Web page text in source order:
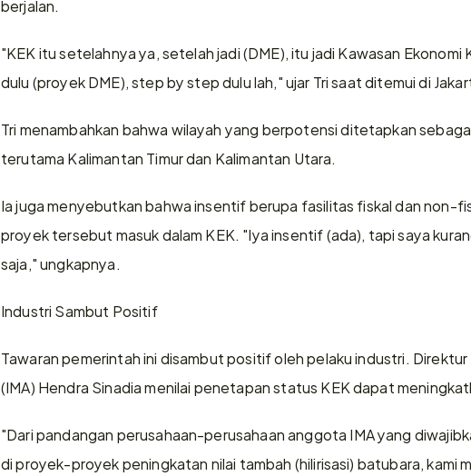
berjalan.
"KEK itu setelahnya ya, setelah jadi (DME), itu jadi Kawasan
dulu (proyek DME), step by step dulu lah," ujar Tri saat ditemui di
Tri menambahkan bahwa wilayah yang berpotensi ditetapkan
terutama Kalimantan Timur dan Kalimantan Utara.
Ia juga menyebutkan bahwa insentif berupa fasilitas fiskal dan non-
proyek tersebut masuk dalam KEK. "Iya insentif (ada), tapi saya
saja," ungkapnya.
Industri Sambut Positif
Tawaran pemerintah ini disambut positif oleh pelaku industri.
(IMA) Hendra Sinadia menilai penetapan status KEK dapat
"Dari pandangan perusahaan-perusahaan anggota IMA yang
di proyek-proyek peningkatan nilai tambah (hilirisasi) batubara,